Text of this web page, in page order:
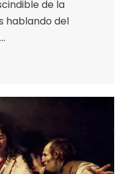
de la
hablando del